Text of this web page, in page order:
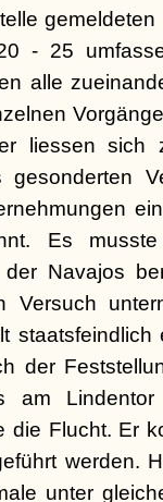
- 25
alle
liessen sich
Es
Navajos
Versuch
staatsfeindlich
der
am
die Flucht. Er
werden.
unter